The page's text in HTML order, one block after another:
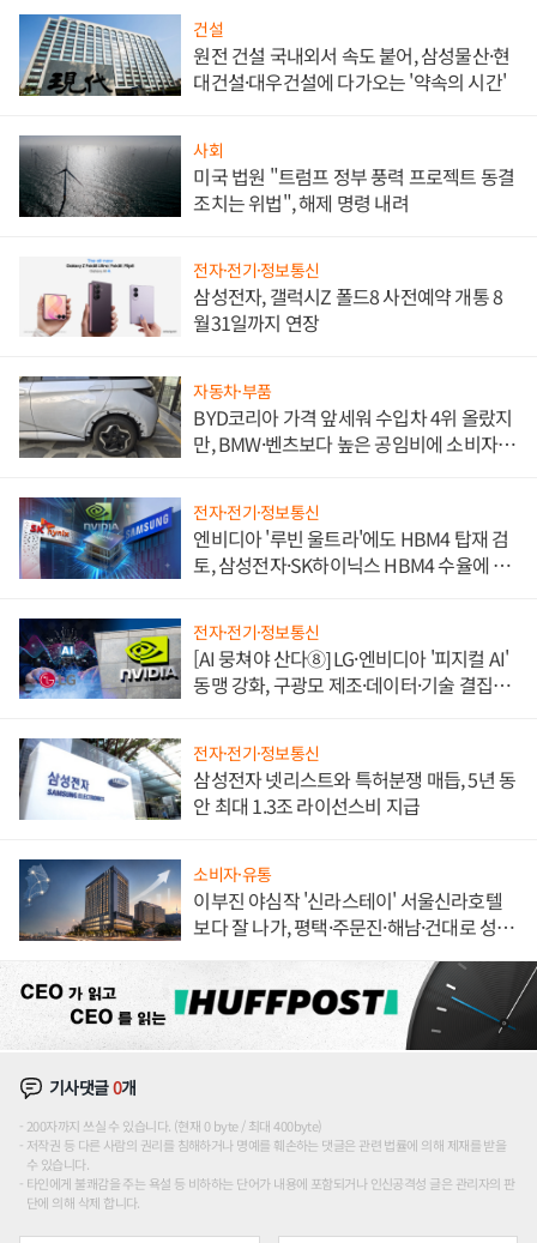
건설
원전 건설 국내외서 속도 붙어, 삼성물산·현
대건설·대우건설에 다가오는 '약속의 시간'
사회
미국 법원 "트럼프 정부 풍력 프로젝트 동결
조치는 위법", 해제 명령 내려
전자·전기·정보통신
삼성전자, 갤럭시Z 폴드8 사전예약 개통 8
월31일까지 연장
자동차·부품
BYD코리아 가격 앞세워 수입차 4위 올랐지
만, BMW·벤츠보다 높은 공임비에 소비자
전자·전기·정보통신
엔비디아 '루빈 울트라'에도 HBM4 탑재 검
토, 삼성전자·SK하이닉스 HBM4 수율에 주
전자·전기·정보통신
[AI 뭉쳐야 산다⑧] LG·엔비디아 '피지컬 AI'
동맹 강화, 구광모 제조·데이터·기술 결집
전자·전기·정보통신
삼성전자 넷리스트와 특허분쟁 매듭, 5년 동
안 최대 1.3조 라이선스비 지급
소비자·유통
이부진 야심작 '신라스테이' 서울신라호텔
보다 잘 나가, 평택·주문진·해남·건대로 성
기사댓글0개
200자까지 쓰실 수 있습니다. (현재 0 byte / 최대 400byte)
저작권 등 다른 사람의 권리를 침해하거나 명예를 훼손하는 댓글은 관련 법률에 의해 제재를 받을
수 있습니다.
타인에게 불쾌감을 주는 욕설 등 비하하는 단어가 내용에 포함되거나 인신공격성 글은 관리자의 판
단에 의해 삭제 합니다.